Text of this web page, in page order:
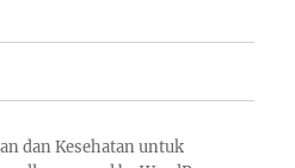
dan Kesehatan untuk